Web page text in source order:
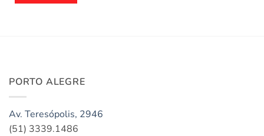
PORTO ALEGRE
Av. Teresópolis, 2946
(51) 3339.1486